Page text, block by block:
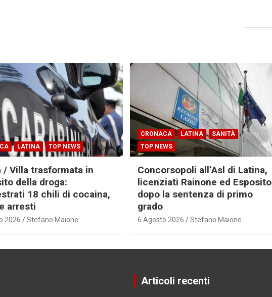
LATINA TOP NEWS
/ Villa trasformata in
della droga:
18 chili di cocaina,
arresti
2026 Stefano Maione
CRONACA LATINA
SANITÀ
TOP NEWS
Concorsopoli all’Asl di Latina,
licenziati Rainone ed Esposito
dopo la sentenza di primo
grado
6 Agosto 2026 Stefano Maione
Articoli recenti